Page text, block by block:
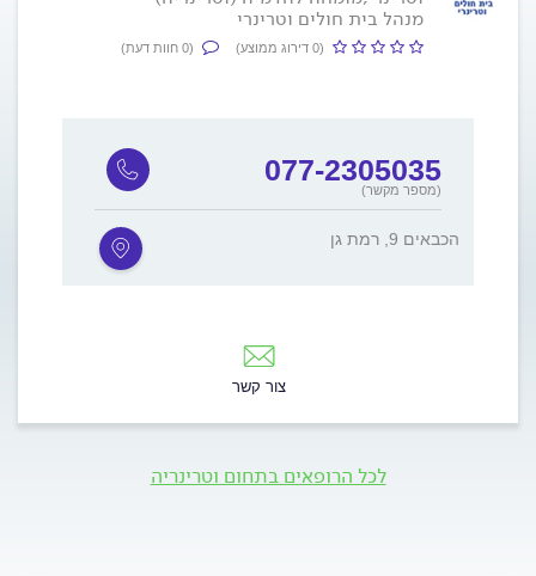
מנהל בית חולים וטרינרי
(0 דירוג ממוצע) (0 חוות דעת)
077-2305035
(מספר מקשר)
הכבאים 9, רמת גן
צור קשר
לכל הרופאים בתחום וטרינריה